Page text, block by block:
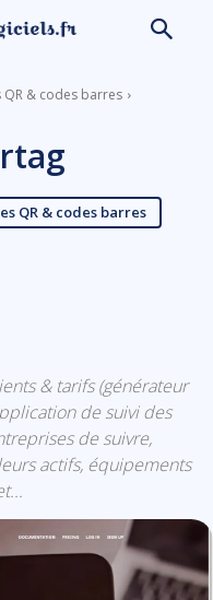
& codes barres
QR & codes barres
& tarifs (générateur
de suivi des
de suivre,
actifs, équipements